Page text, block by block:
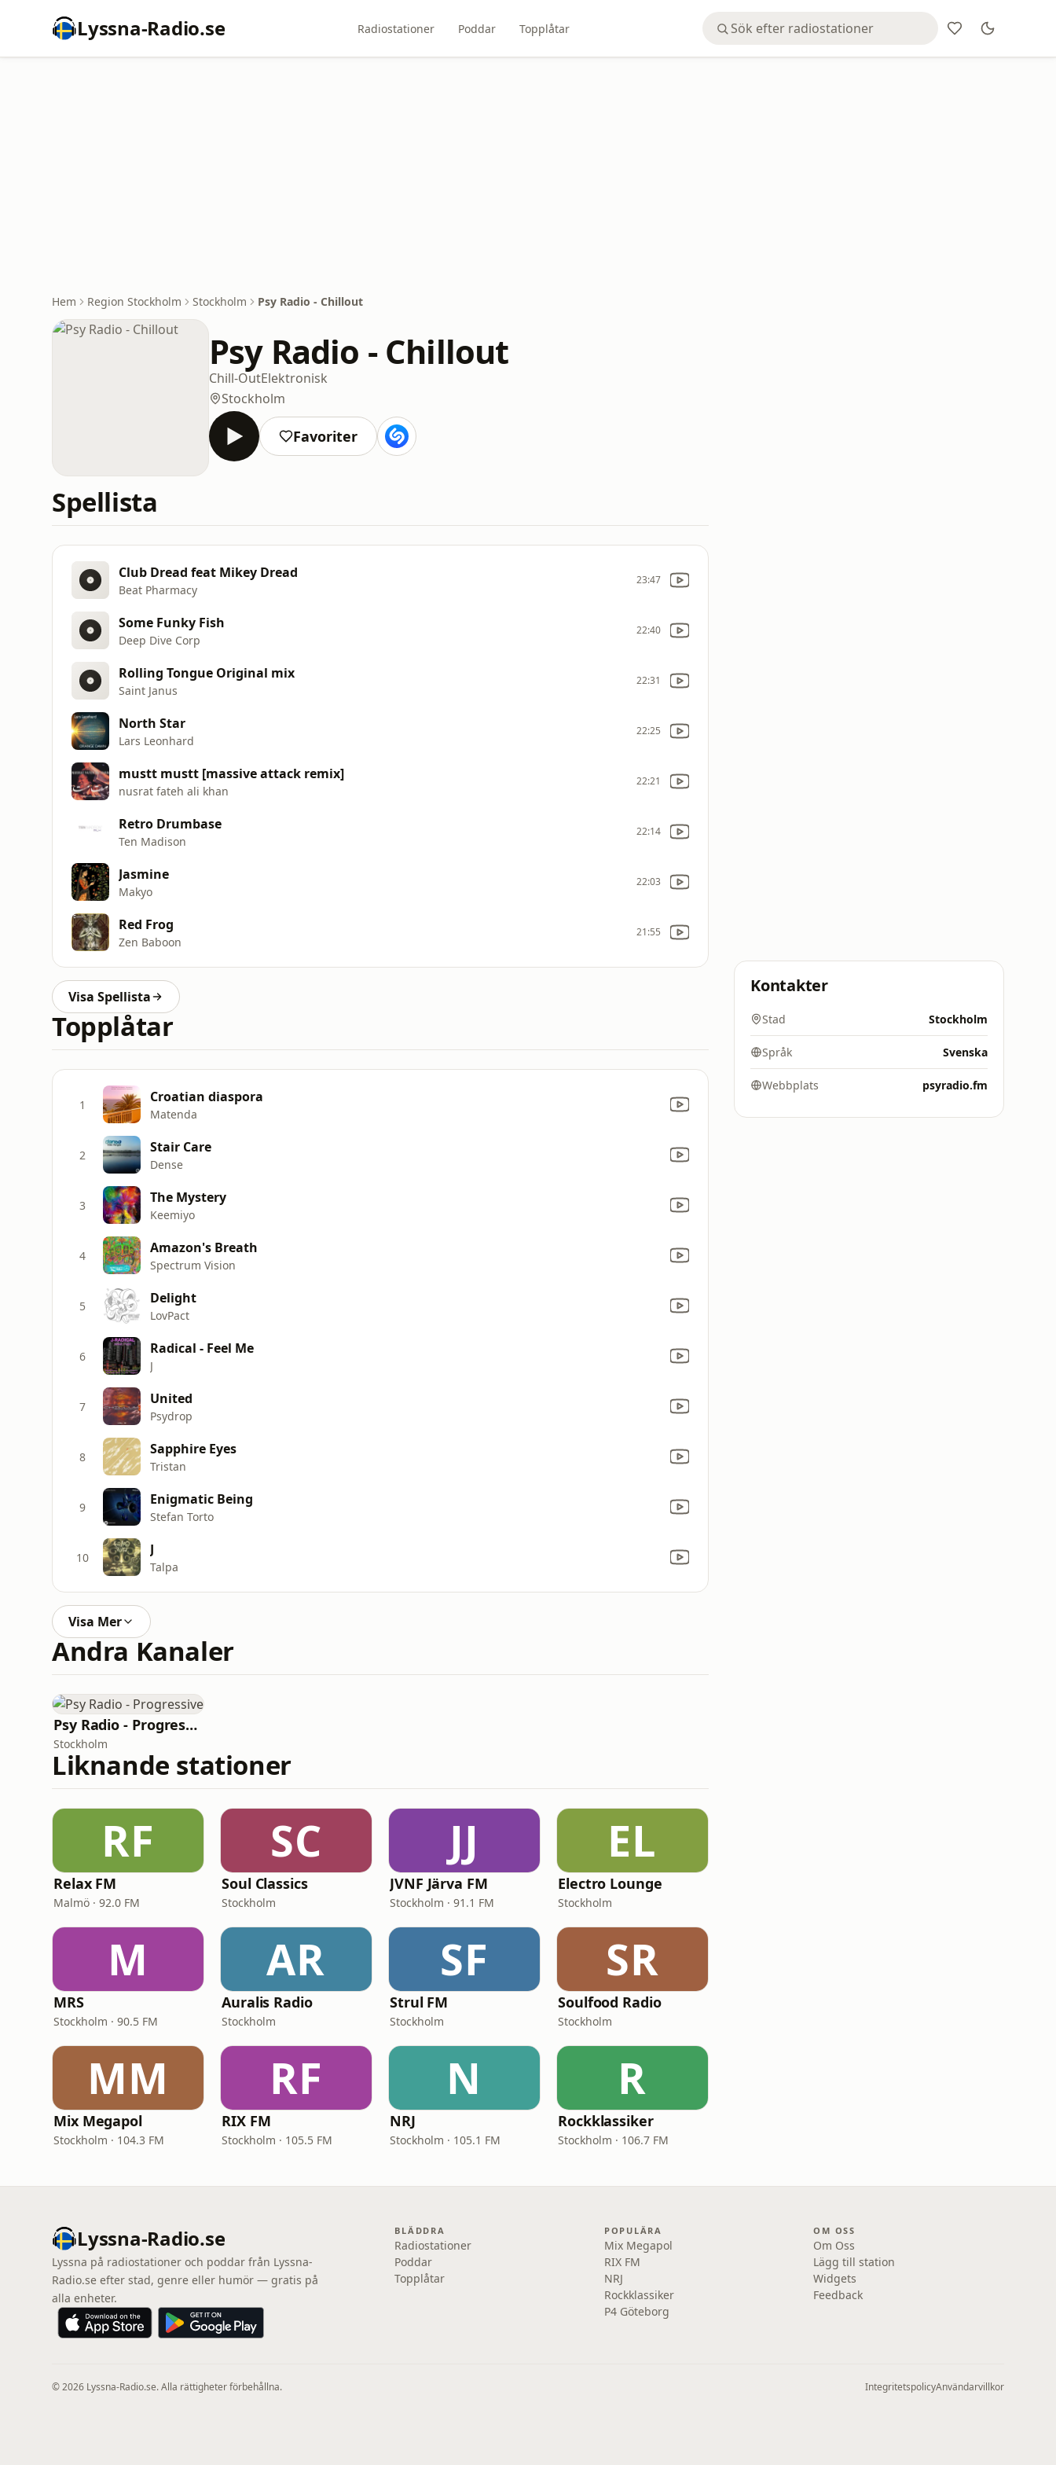
Lyssna-Radio.se Radiostationer Poddar Topplåtar
Hem Region Stockholm Stockholm Psy Radio - Chillout
Psy Radio - Chillout
Chill-OutElektronisk
Stockholm
Favoriter
Spellista
Club Dread feat Mikey Dread
Beat Pharmacy
23:47
Some Funky Fish
Deep Dive Corp
22:40
Rolling Tongue Original mix
Saint Janus
22:31
North Star
Lars Leonhard
22:25
mustt mustt [massive attack remix]
nusrat fateh ali khan
22:21
Retro Drumbase
Ten Madison
22:14
Jasmine
Makyo
22:03
Red Frog
Zen Baboon
21:55
Visa Spellista
Topplåtar
1 Croatian diaspora
Matenda
2 Stair Care
Dense
3 The Mystery
Keemiyo
4 Amazon's Breath
Spectrum Vision
5 Delight
LovPact
6 Radical - Feel Me
J
7 United
Psydrop
8 Sapphire Eyes
Tristan
9 Enigmatic Being
Stefan Torto
10 J
Talpa
Visa Mer
Andra Kanaler
Psy Radio - Progressive
Stockholm
Liknande stationer
RF
Relax FM
Malmö · 92.0 FM
SC
Soul Classics
Stockholm
JJ
JVNF Järva FM
Stockholm · 91.1 FM
EL
Electro Lounge
Stockholm
M
MRS
Stockholm · 90.5 FM
AR
Auralis Radio
Stockholm
SF
Strul FM
Stockholm
SR
Soulfood Radio
Stockholm
MM
Mix Megapol
Stockholm · 104.3 FM
RF
RIX FM
Stockholm · 105.5 FM
N
NRJ
Stockholm · 105.1 FM
R
Rockklassiker
Stockholm · 106.7 FM
Kontakter
Stad Stockholm
Språk Svenska
Webbplats psyradio.fm
Lyssna-Radio.se
Lyssna på radiostationer och poddar från Lyssna-
Radio.se efter stad, genre eller humör — gratis på
alla enheter.
BLÄDDRA
Radiostationer
Poddar
Topplåtar
POPULÄRA
Mix Megapol
RIX FM
NRJ
Rockklassiker
P4 Göteborg
OM OSS
Om Oss
Lägg till station
Widgets
Feedback
© 2026 Lyssna-Radio.se. Alla rättigheter förbehållna. IntegritetspolicyAnvändarvillkor